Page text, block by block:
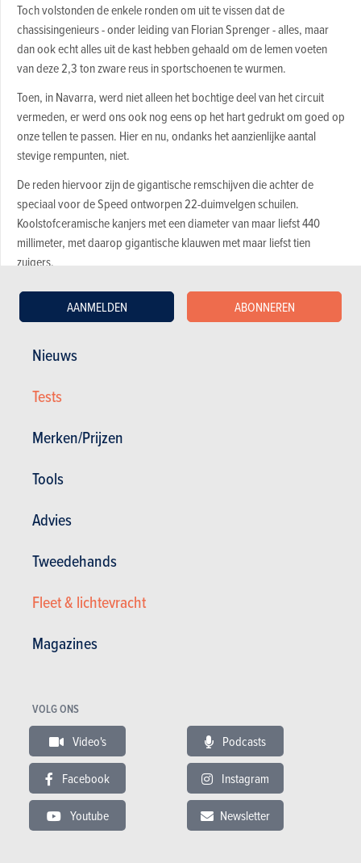
Nieuws
Tests
Merken/Prijzen
Tools
Advies
Tweedehands
Fleet & lichtevracht
Magazines
AANMELDEN ABONNEREN
VOLG ONS
Video's Podcasts
Facebook Instagram
Youtube Newsletter
Toch volstonden de enkele ronden om uit te vissen dat de
chassisingenieurs - onder leiding van Florian Sprenger - alles, maar
dan ook echt alles uit de kast hebben gehaald om de lemen voeten
van deze 2,3 ton zware reus in sportschoenen te wurmen.
Toen, in Navarra, werd niet alleen het bochtige deel van het circuit
vermeden, er werd ons ook nog eens op het hart gedrukt om goed op
onze tellen te passen. Hier en nu, ondanks het aanzienlijke aantal
stevige rempunten, niet.
De reden hiervoor zijn de gigantische remschijven die achter de
speciaal voor de Speed ontworpen 22-duimvelgen schuilen.
Koolstofceramische kanjers met een diameter van maar liefst 440
millimeter, met daarop gigantische klauwen met maar liefst tien
zuigers.
Het betreft een optie, maar wel één die garandeert dat de kloeke
coupé onder alle omstandigheden perfect stopt. Bovendien wegen
exemplaren, wat hem ook nog eens scheelt in onafgeveerd gewicht.
Samen goed voor een topsnelheid van 335 km/u en een acceleratie
van 0 tot 100 km/u in 3,6 seconden.
Hij klinkt ook zo snel, mede dankzij de (alweer optionele) Akrapovic-
uitlaat. In Sport-modus valt het best op hoe de samenwerking tussen
de motor en de versnellingsbak is aangepast aan het snellere werk.
Hier wordt schaamteloos voor de hoge toeren gekozen door bij het
accelereren het opschakelen uit te stellen en bij het afremmen iets